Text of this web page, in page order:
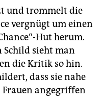
und trommelt die
vergnügt um einen
Hut herum.
sieht man
die Kritik so hin.
dass sie nahe
Frauen angegriffen